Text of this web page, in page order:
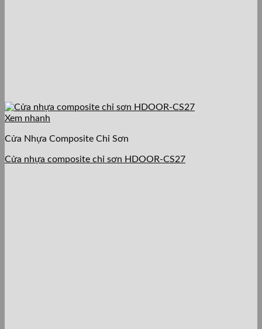
Xem nhanh
Cửa Nhựa Composite Chỉ Sơn
Cửa nhựa composite chỉ sơn HDOOR-CS27